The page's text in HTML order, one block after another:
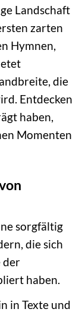
Landschaft
zarten
Hymnen,
die
Entdecken
haben,
Momenten
sorgfältig
die sich
der
haben.
in Texte und